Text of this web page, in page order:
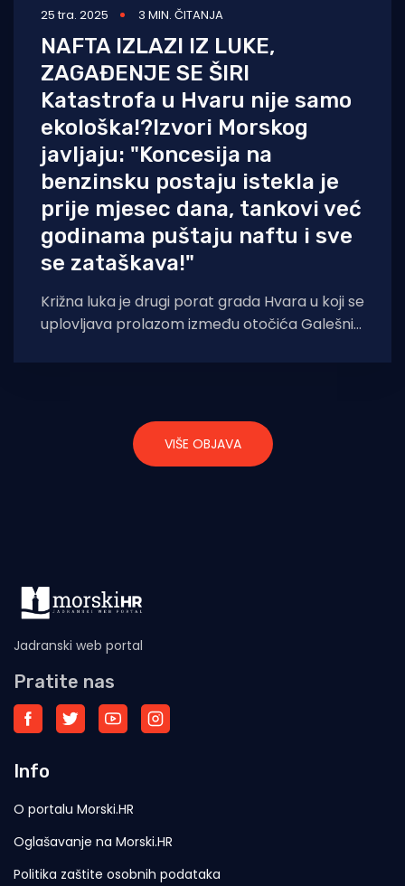
25 tra. 2025 3 MIN. ČITANJA
NAFTA IZLAZI IZ LUKE,
ZAGAĐENJE SE ŠIRI
Katastrofa u Hvaru nije samo
ekološka!?Izvori Morskog
javljaju: "Koncesija na
benzinsku postaju istekla je
prije mjesec dana, tankovi već
godinama puštaju naftu i sve
se zataškava!"
Križna luka je drugi porat grada Hvara u koji se
uplovljava prolazom između otočića Galešnik
VIŠE OBJAVA
Jadranski web portal
Pratite nas
Info
O portalu Morski.HR
Oglašavanje na Morski.HR
Politika zaštite osobnih podataka